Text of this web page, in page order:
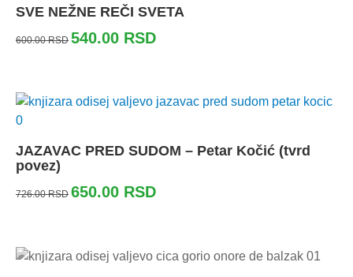
SVE NEŽNE REČI SVETA
600.00RSD 540.00 RSD
JAZAVAC PRED SUDOM – Petar Kočić (tvrd
povez)
726.00RSD 650.00 RSD